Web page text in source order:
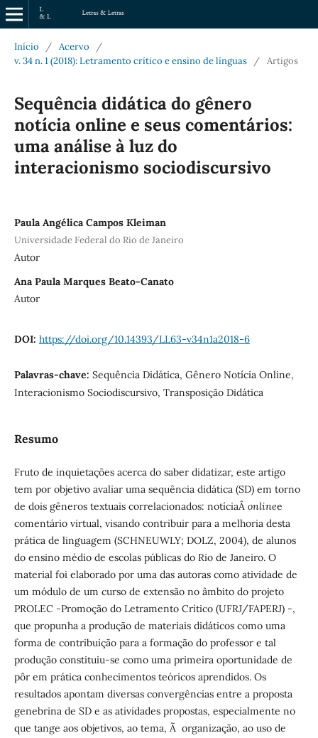
Início / Acervo
/
v. 34 n. 1 (2018): Letramento crítico e ensino de línguas
/ Artigos
Sequência didática do gênero
notícia online e seus comentários:
uma análise à luz do
interacionismo sociodiscursivo
Paula Angélica Campos Kleiman
Universidade Federal do Rio de Janeiro
Autor
Ana Paula Marques Beato-Canato
Autor
DOI: https://doi.org/10.14393/LL63-v34n1a2018-6
Palavras-chave: Sequência Didática, Gênero Notícia Online,
Interacionismo Sociodiscursivo, Transposição Didática
Resumo
Fruto de inquietações acerca do saber didatizar, este artigo
tem por objetivo avaliar uma sequência didática (SD) em torno
de dois gêneros textuais correlacionados: notíciaÂ onlinee
comentário virtual, visando contribuir para a melhoria desta
prática de linguagem (SCHNEUWLY; DOLZ, 2004), de alunos
do ensino médio de escolas públicas do Rio de Janeiro. O
material foi elaborado por uma das autoras como atividade de
um módulo de um curso de extensão no âmbito do projeto
PROLEC -Promoção do Letramento Crítico (UFRJ/FAPERJ) -,
que propunha a produção de materiais didáticos como uma
forma de contribuição para a formação do professor e tal
produção constituiu-se como uma primeira oportunidade de
pôr em prática conhecimentos teóricos aprendidos. Os
resultados apontam diversas convergências entre a proposta
genebrina de SD e as atividades propostas, especialmente no
que tange aos objetivos, ao tema, Ã organização, ao uso de